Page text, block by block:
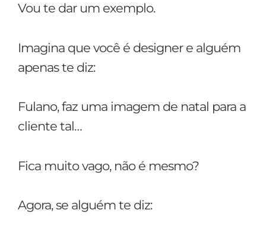
Vou te dar um exemplo.
Imagina que você é designer e alguém
apenas te diz:
Fulano, faz uma imagem de natal para a
cliente tal…
Fica muito vago, não é mesmo?
Agora, se alguém te diz: